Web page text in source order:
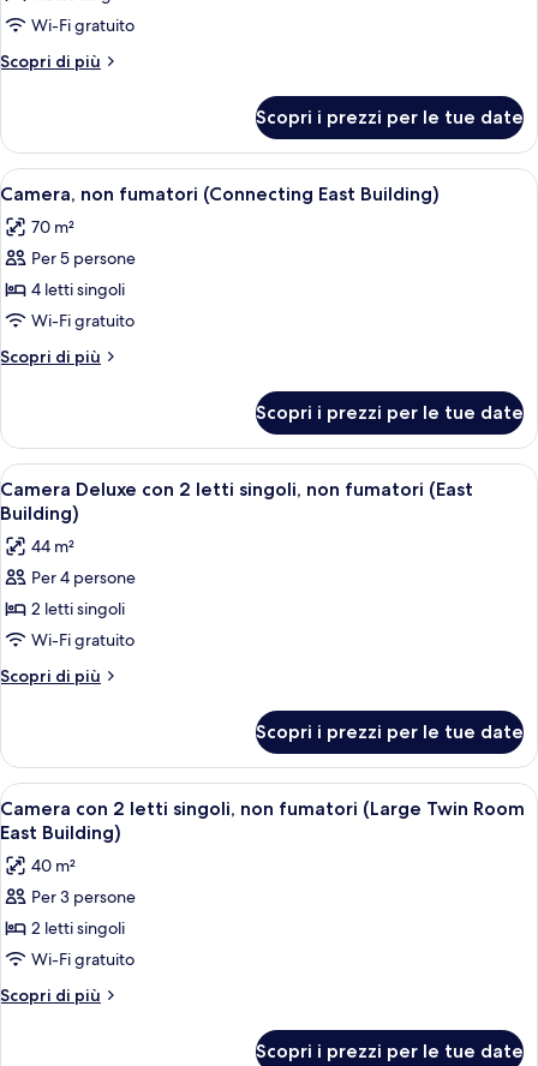
East
Doppia
Luxury,
non
(East
Building)
Wi-Fi gratuito
Scopri di più
Altri
Luxury,
non
fumatori
Building)
Scopri i prezzi per le tue date
Apri
tutte
le
foto
per
Camera,
non
fumatori
East
Building)
Una camera d'albergo con due letti,
5
Camera, non fumatori (Connecting East Building)
70 m²
Per 5 persone
4 letti singoli
Wi-Fi gratuito
Scopri di più
Altri
non
fumatori
(Connecting
East
Building)
Scopri i prezzi per le tue date
Apri
tutte
le
foto
per
Camera
Deluxe
con
singoli,
non
fumatori
(East
Building)
Camera d'albergo con due letti, una
5
Camera Deluxe con 2 letti singoli, non fumatori (East
Building)
44 m²
Per 4 persone
2 letti singoli
Wi-Fi gratuito
Scopri di più
Altri
Deluxe
con
2
letti
non
fumatori
Building)
Scopri i prezzi per le tue date
Apri
tutte
le
foto
per
Camera
con
2
Camera d'albergo con due letti, una
6
Camera con 2 letti singoli, non fumatori (Large Twin Room
East Building)
40 m²
Per 3 persone
2 letti singoli
Wi-Fi gratuito
Scopri di più
Altri
Scopri i prezzi per le tue date